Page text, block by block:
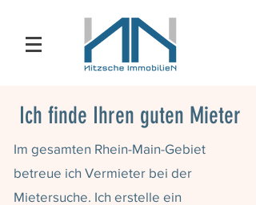
Ich finde Ihren guten Mieter
Im gesamten Rhein-Main-Gebiet
betreue ich Vermieter bei der
Mietersuche. Ich erstelle ein